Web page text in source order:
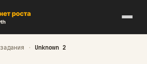
· Unknown 2